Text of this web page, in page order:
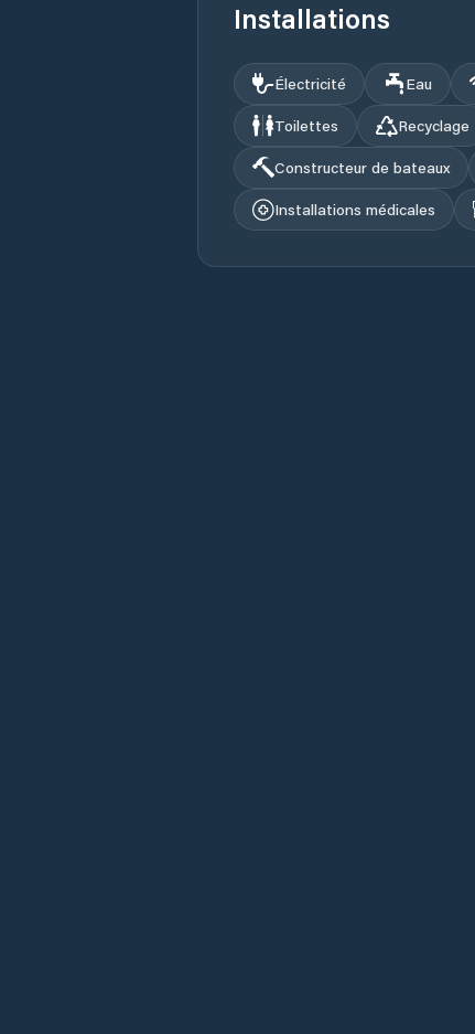
Installations
Électricité Eau
Toilettes
Recyclage
Constructeur de bateaux
Installations médicales